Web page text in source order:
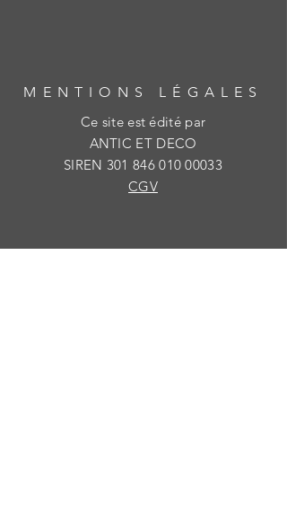
MENTIONS LÉGALES
Ce site est édité par
ANTIC ET DECO
SIREN 301 846 010 00033
CGV